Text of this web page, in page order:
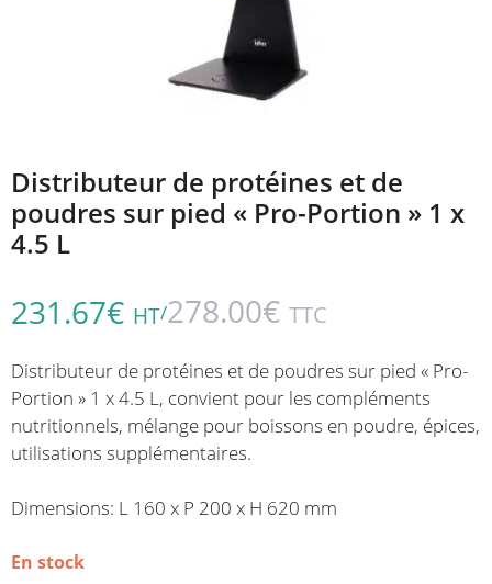
Distributeur de protéines et de
poudres sur pied « Pro-Portion » 1 x
4.5 L
231.67€ HT/278.00€ TTC
Distributeur de protéines et de poudres sur pied « Pro-
Portion » 1 x 4.5 L, convient pour les compléments
nutritionnels, mélange pour boissons en poudre, épices,
utilisations supplémentaires.
Dimensions: L 160 x P 200 x H 620 mm
En stock